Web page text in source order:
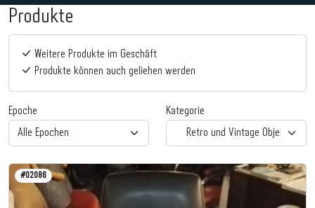
Produkte
Weitere Produkte im Geschäft
Produkte können auch geliehen werden
Epoche Kategorie
#02086